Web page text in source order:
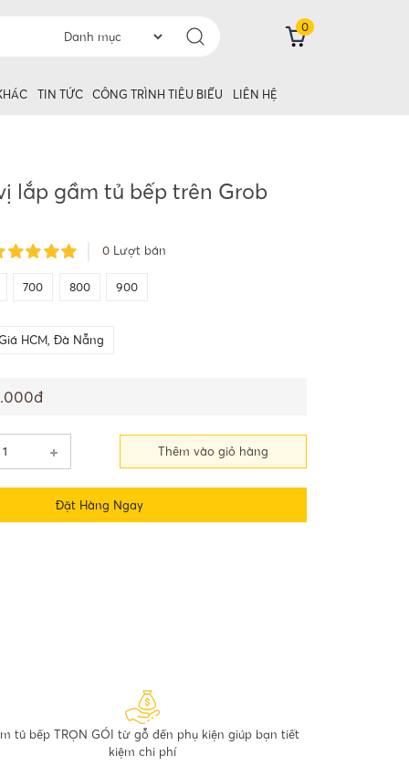
0
TIN TỨC CÔNG TRÌNH TIÊU BIỂU LIÊN HỆ
lắp gầm tủ bếp trên Grob
0Lượt bán
700 800 900
HCM, Đà Nẵng
Thêm vào giỏ hàng
Đặt Hàng Ngay
tủ bếp TRỌN GÓI từ gỗ đến phụ kiện giúp bạn tiết
kiệm chi phí